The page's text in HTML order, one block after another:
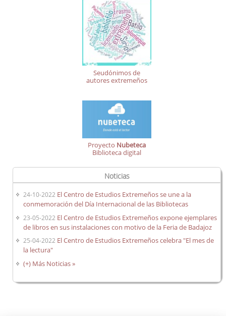
Seudónimos de
autores extremeños
Proyecto Nubeteca
Biblioteca digital
Noticias
24-10-2022 El Centro de Estudios Extremeños se une a la
conmemoración del Día Internacional de las Bibliotecas
23-05-2022 El Centro de Estudios Extremeños expone ejemplares
de libros en sus instalaciones con motivo de la Feria de Badajoz
25-04-2022 El Centro de Estudios Extremeños celebra "El mes de
la lectura"
(+) Más Noticias »